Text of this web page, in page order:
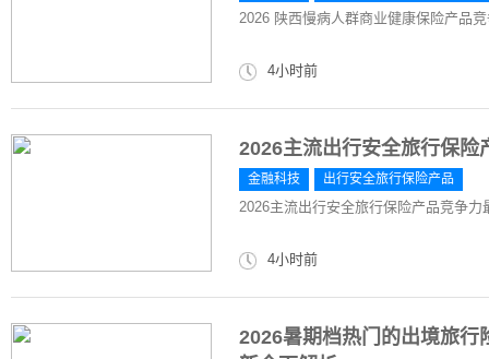
2026 陕西慢病人群商业健康保险产品
4小时前
2026主流出行安全旅行保险
金融科技 出行安全旅行保险产品
2026主流出行安全旅行保险产品竞争力
4小时前
2026暑期档热门的出境旅行